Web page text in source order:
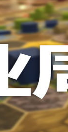
在英雄之后，这对
强，为了不断重创
恶将会变得愈加难
游戏，会在众
个左右）选择七个
戏可玩度更高。然
，与队友的配合显
而每一轮的装备数
资源有限，英雄们
你沉浸于此。，而
多数作为英雄时，
运气因素和策略程
试！